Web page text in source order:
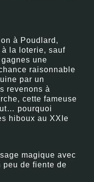
à Poudlard,
à la loterie, sauf
une
raisonnable
par un
revenons à
cette fameuse
pourquoi
hiboux au XXIe
magique avec
peu de fiente de